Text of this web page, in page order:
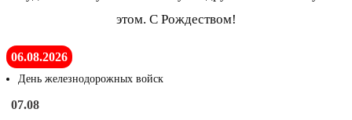
этом. С Рождеством!
06.08.2026
День железнодорожных войск
07.08